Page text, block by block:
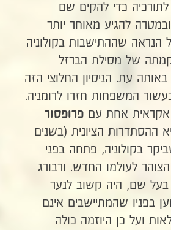
כדי להקים שם
להגיע מאוחר יותר
הנראה שההתישבות בקולוניה
של מסילת הברזל
באותה עת. הניסיון החלוצי הזה
המשפחות חזרו לרומניה.
אחת עם פרופסור
ההסתדרות הציונית (בשנים
1921) שביקר בקולוניה, פתחה בפני
לעולמו החדש. ורבורג
בעל שם, היה קשוב לנער
בפניו שהמתיישבים אינם
ועל כן היוזמה כולה